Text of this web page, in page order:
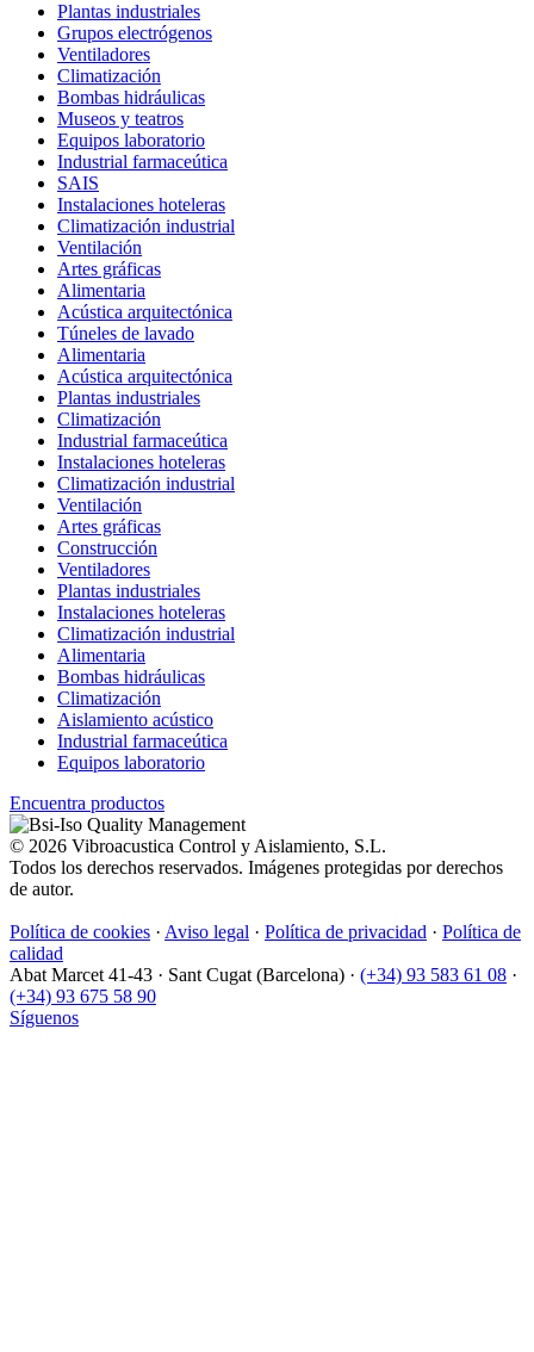
Plantas industriales
Grupos electrógenos
Ventiladores
Climatización
Bombas hidráulicas
Museos y teatros
Equipos laboratorio
Industrial farmaceútica
SAIS
Instalaciones hoteleras
Climatización industrial
Ventilación
Artes gráficas
Alimentaria
Acústica arquitectónica
Túneles de lavado
Alimentaria
Acústica arquitectónica
Plantas industriales
Climatización
Industrial farmaceútica
Instalaciones hoteleras
Climatización industrial
Ventilación
Artes gráficas
Construcción
Ventiladores
Plantas industriales
Instalaciones hoteleras
Climatización industrial
Alimentaria
Bombas hidráulicas
Climatización
Aislamiento acústico
Industrial farmaceútica
Equipos laboratorio
Encuentra productos
© 2026 Vibroacustica Control y Aislamiento, S.L.
Todos los derechos reservados. Imágenes protegidas por derechos
de autor.
Política de cookies · Aviso legal · Política de privacidad · Política de
calidad
Abat Marcet 41-43 · Sant Cugat (Barcelona) · (+34) 93 583 61 08 ·
(+34) 93 675 58 90
Síguenos